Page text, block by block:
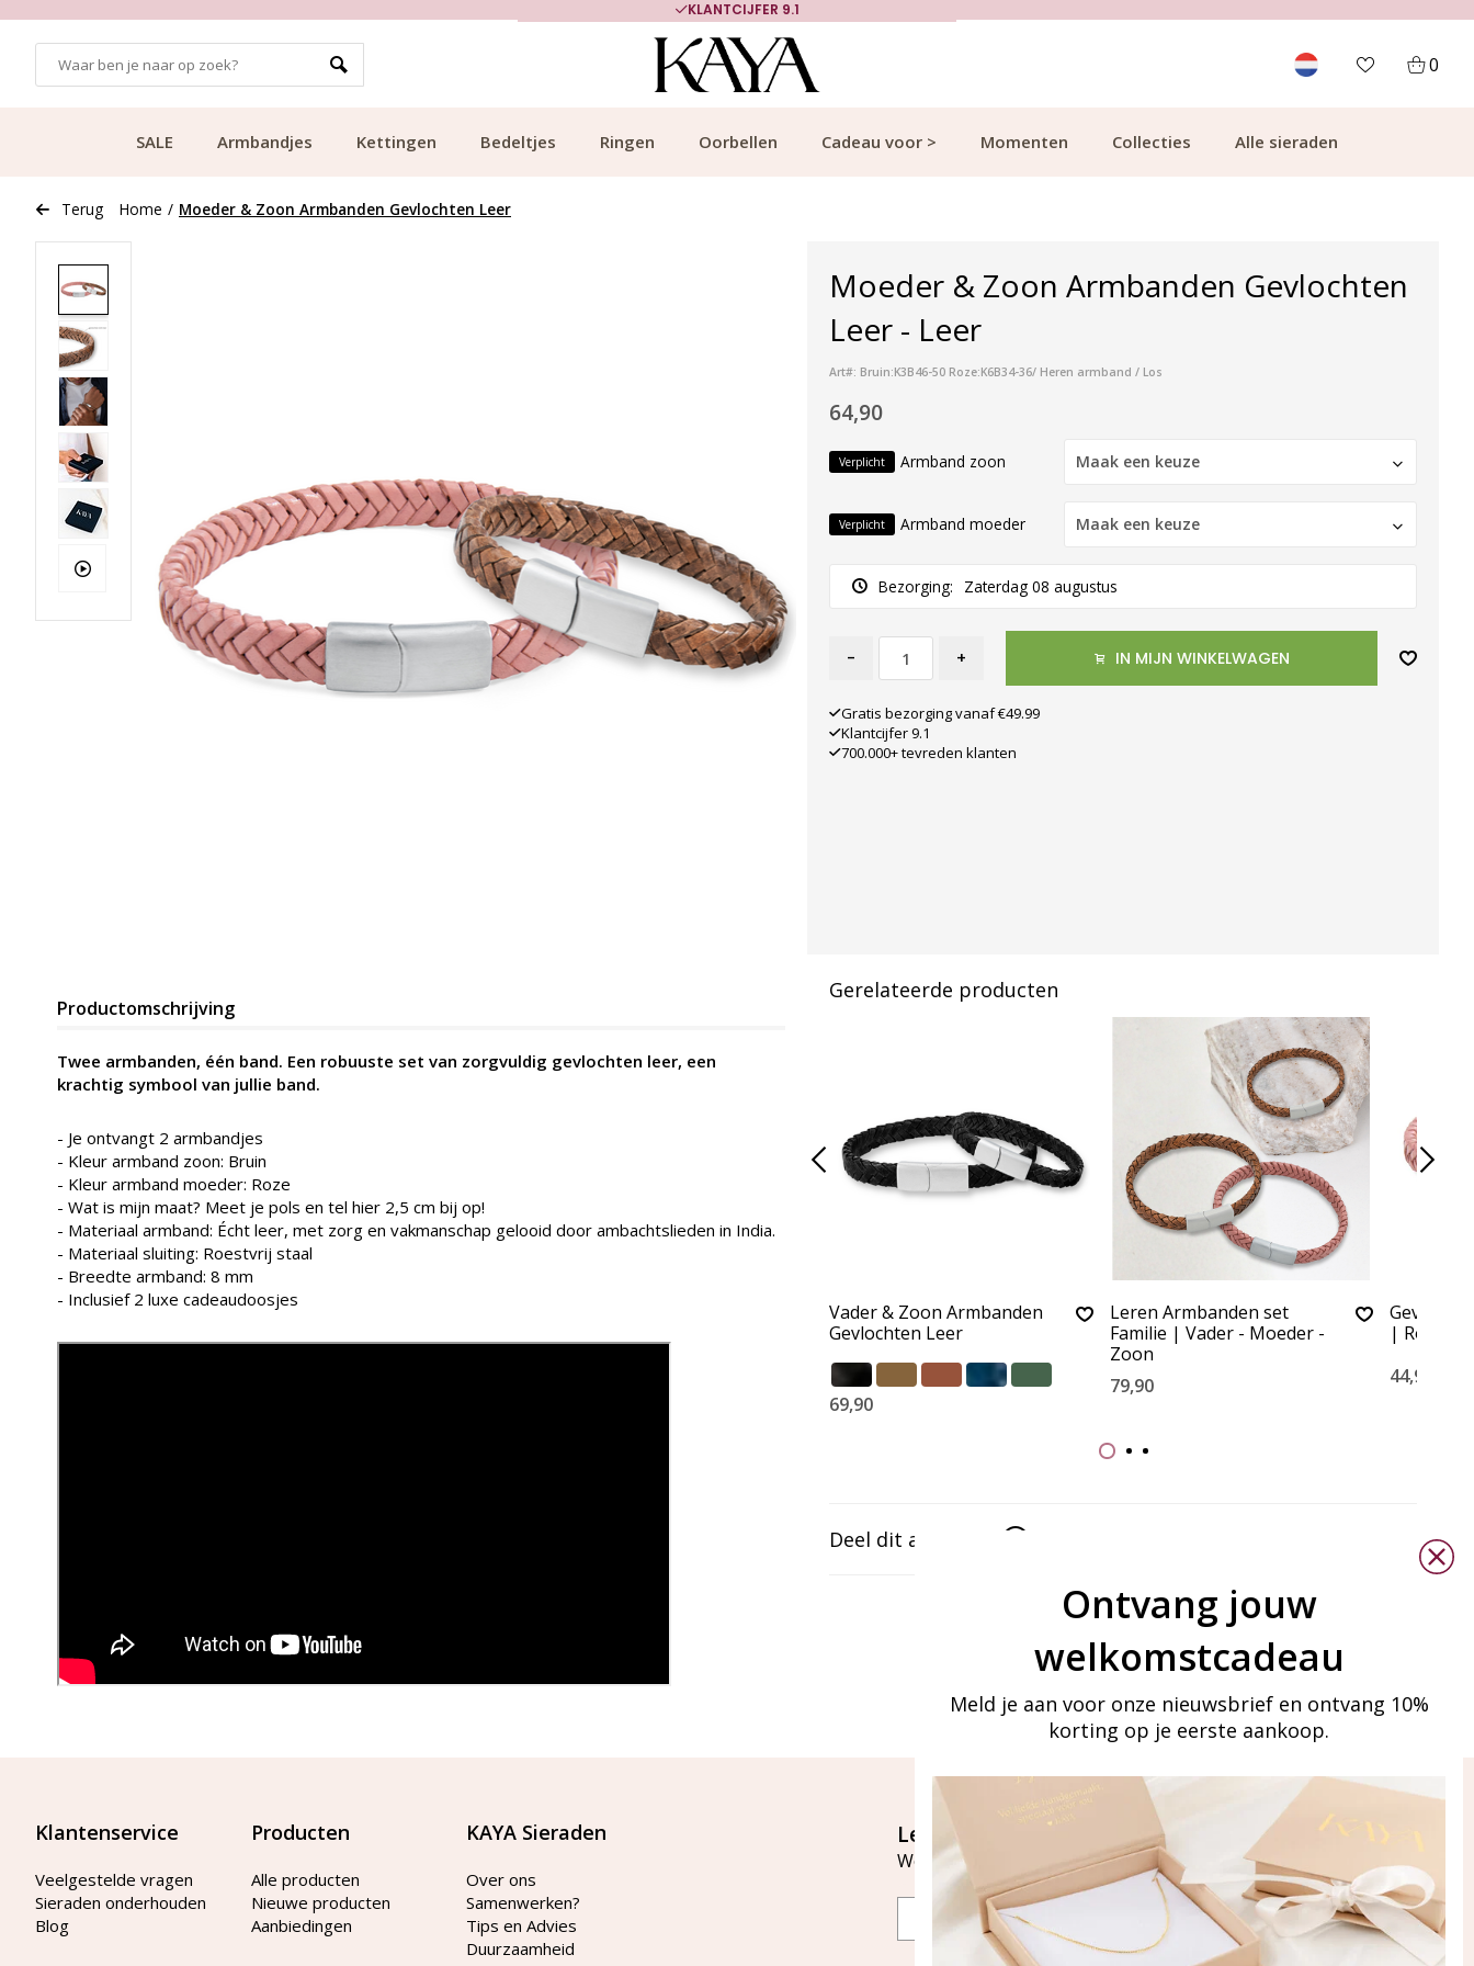
KLANTCIJFER 9.1
0
SALE Armbandjes Kettingen Bedeltjes Ringen Oorbellen Cadeau voor > Momenten Collecties Alle sieraden
Terug Home / Moeder & Zoon Armbanden Gevlochten Leer
Moeder & Zoon Armbanden Gevlochten
Leer - Leer
Art#: Bruin:K3B46-50 Roze:K6B34-36/ Heren armband / Los
64,90
Verplicht Armband zoon Maak een keuze
Verplicht Armband moeder Maak een keuze
Bezorging: Zaterdag 08 augustus
- + IN MIJN WINKELWAGEN
Gratis bezorging vanaf €49.99
Klantcijfer 9.1
700.000+ tevreden klanten
Productomschrijving
Twee armbanden, één band. Een robuuste set van zorgvuldig gevlochten leer, een
krachtig symbool van jullie band.
- Je ontvangt 2 armbandjes
- Kleur armband zoon: Bruin
- Kleur armband moeder: Roze
- Wat is mijn maat? Meet je pols en tel hier 2,5 cm bij op!
- Materiaal armband: Écht leer, met zorg en vakmanschap gelooid door ambachtslieden in India.
- Materiaal sluiting: Roestvrij staal
- Breedte armband: 8 mm
- Inclusief 2 luxe cadeaudoosjes
Gerelateerde producten
Vader & Zoon Armbanden
Gevlochten Leer
69,90
Leren Armbanden set
Familie | Vader - Moeder -
Zoon
79,90
| Roze
44,90
Deel dit artikel
Klantenservice
Veelgestelde vragen
Sieraden onderhouden
Blog
Producten
Alle producten
Nieuwe producten
Aanbiedingen
KAYA Sieraden
Over ons
Samenwerken?
Tips en Advies
Duurzaamheid
Let's stay in touch
Word lid van onze mailinglijst
Ontvang jouw
welkomstcadeau
Meld je aan voor onze nieuwsbrief en ontvang 10%
korting op je eerste aankoop.